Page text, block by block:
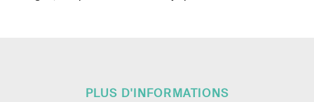
PLUS D'INFORMATIONS